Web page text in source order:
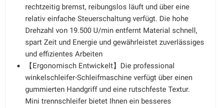
rechtzeitig bremst, reibungslos läuft und über eine
relativ einfache Steuerschaltung verfügt. Die hohe
Drehzahl von 19.500 U/min entfernt Material schnell,
spart Zeit und Energie und gewährleistet zuverlässiges
und effizientes Arbeiten
【Ergonomisch Entwickelt】Die professional
winkelschleifer-Schleifmaschine verfügt über einen
gummierten Handgriff und eine rutschfeste Textur.
Mini trennschleifer bietet Ihnen ein besseres